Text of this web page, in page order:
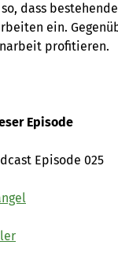
dass
ein.
profitieren.
Episode
Episode 025